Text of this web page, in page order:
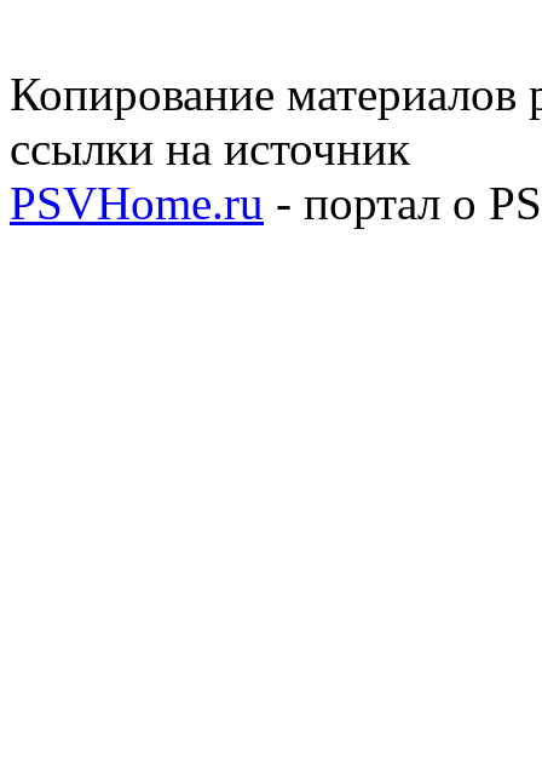
Копирование материалов
ссылки на источник
PSVHome.ru - портал о